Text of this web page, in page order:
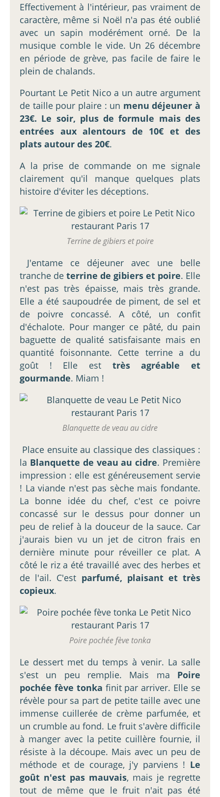
Effectivement à l'intérieur, pas vraiment de
caractère, même si Noël n'a pas été oublié
avec un sapin modérément orné. De la
musique comble le vide. Un 26 décembre
en période de grève, pas facile de faire le
plein de chalands.
Pourtant Le Petit Nico a un autre argument
de taille pour plaire : un menu déjeuner à
23€. Le soir, plus de formule mais des
entrées aux alentours de 10€ et des
plats autour des 20€.
A la prise de commande on me signale
clairement qu'il manque quelques plats
histoire d'éviter les déceptions.
Terrine de gibiers et poire
J'entame ce déjeuner avec une belle
tranche de terrine de gibiers et poire. Elle
n'est pas très épaisse, mais très grande.
Elle a été saupoudrée de piment, de sel et
de poivre concassé. A côté, un confit
d'échalote. Pour manger ce pâté, du pain
baguette de qualité satisfaisante mais en
quantité foisonnante. Cette terrine a du
goût ! Elle est très agréable et
gourmande. Miam !
Blanquette de veau au cidre
Place ensuite au classique des classiques :
la Blanquette de veau au cidre. Première
impression : elle est généreusement servie
! La viande n'est pas sèche mais fondante.
La bonne idée du chef, c'est ce poivre
concassé sur le dessus pour donner un
peu de relief à la douceur de la sauce. Car
j'aurais bien vu un jet de citron frais en
dernière minute pour réveiller ce plat. A
côté le riz a été travaillé avec des herbes et
de l'ail. C'est parfumé, plaisant et très
copieux.
Poire pochée fève tonka
Le dessert met du temps à venir. La salle
s'est un peu remplie. Mais ma Poire
pochée fève tonka finit par arriver. Elle se
révèle pour sa part de petite taille avec une
immense cuillerée de crème parfumée, et
un crumble au fond. Le fruit s'avère difficile
à manger avec la petite cuillère fournie, il
résiste à la découpe. Mais avec un peu de
méthode et de courage, j'y parviens ! Le
goût n'est pas mauvais, mais je regrette
tout de même que le fruit n'ait pas été